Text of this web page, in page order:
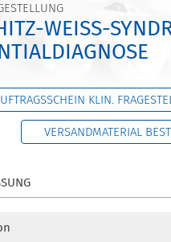
WEISS-
KLIN.
VERSANDMATERIAL